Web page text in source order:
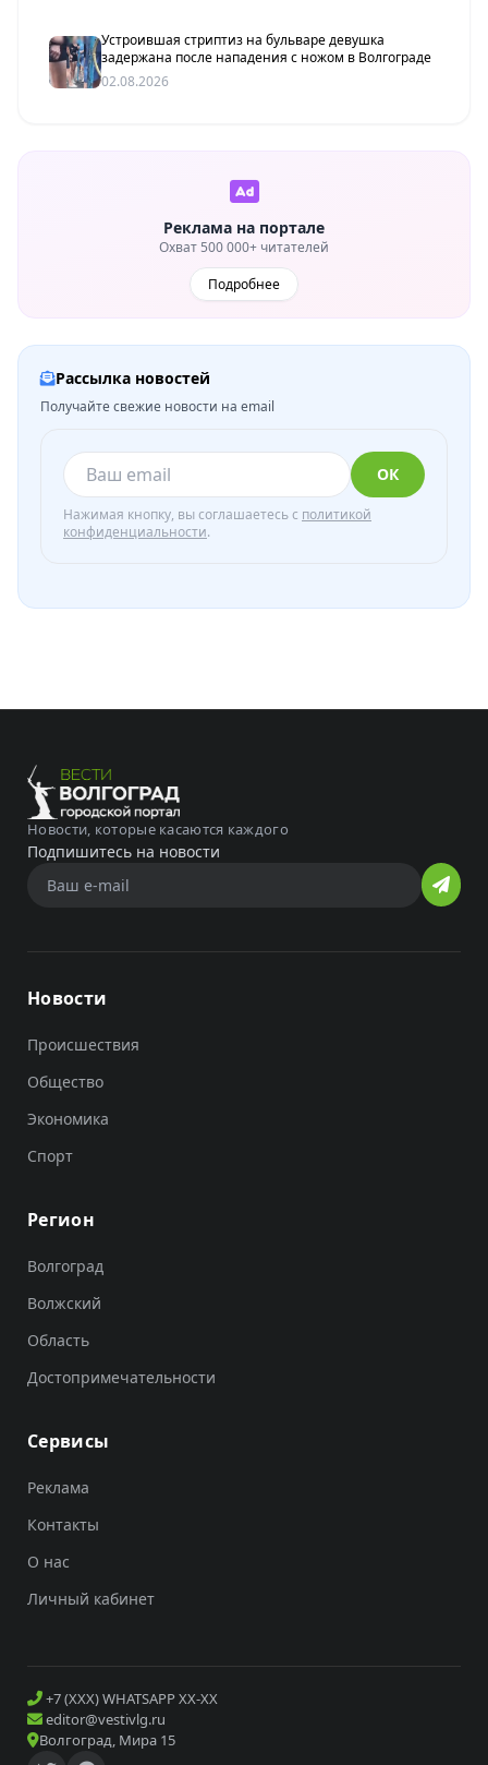
Устроившая стриптиз на бульваре девушка
задержана после нападения с ножом в Волгограде
02.08.2026
Реклама на портале
Охват 500 000+ читателей
Подробнее
Рассылка новостей
Получайте свежие новости на email
ОК
Нажимая кнопку, вы соглашаетесь с политикой
конфиденциальности.
Новости, которые касаются каждого
Подпишитесь на новости
Новости
Происшествия
Общество
Экономика
Спорт
Регион
Волгоград
Волжский
Область
Достопримечательности
Сервисы
Реклама
Контакты
О нас
Личный кабинет
+7 (XXX) WHATSAPP XX-XX
editor@vestivlg.ru
Волгоград, Мира 15